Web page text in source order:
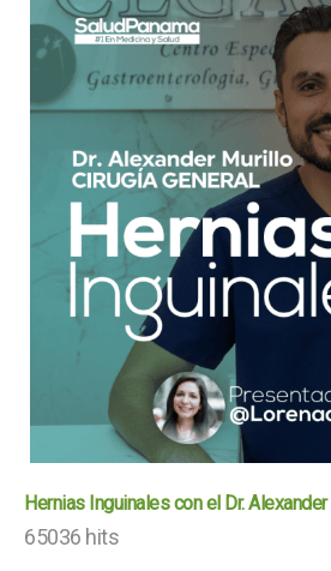
Hernias Inguinales con el Dr.
65036 hits